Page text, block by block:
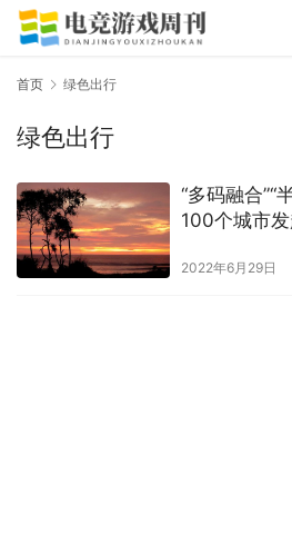
首页 绿色出行
绿色出行
“多码融合”“
100个城市
2022年6月29日